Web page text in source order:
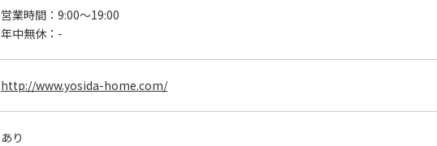
営業時間： 9:00～19:00
年中無休： -
http://www.yosida-home.com/
あり